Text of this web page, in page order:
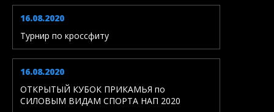
16.08.2020
Турнир по кроссфиту
16.08.2020
ОТКРЫТЫЙ КУБОК ПРИКАМЬЯ по
СИЛОВЫМ ВИДАМ СПОРТА НАП 2020